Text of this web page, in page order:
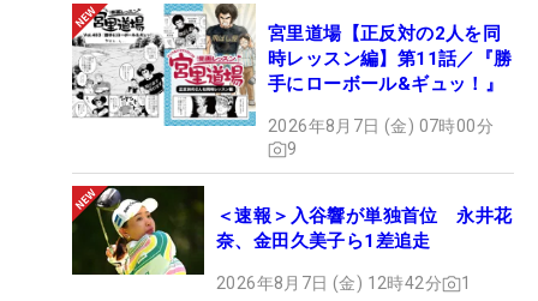
宮里道場【正反対の2人を同
時レッスン編】第11話／『勝
手にローボール&ギュッ！』
2026年8月7日 (金) 07時00分
9
＜速報＞入谷響が単独首位 永井花
奈、金田久美子ら1差追走
2026年8月7日 (金) 12時42分 1